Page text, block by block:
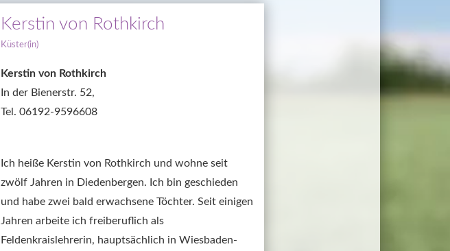
Kerstin von Rothkirch
Küster(in)
Kerstin von Rothkirch
In der Bienerstr. 52,
Tel. 06192-9596608
Ich heiße Kerstin von Rothkirch und wohne seit
zwölf Jahren in Diedenbergen. Ich bin geschieden
und habe zwei bald erwachsene Töchter. Seit einigen
Jahren arbeite ich freiberuflich als
Feldenkraislehrerin, hauptsächlich in Wiesbaden-